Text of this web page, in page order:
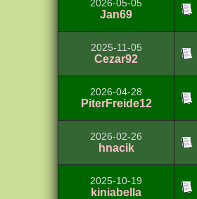
2026-05-05
Jan69
2025-11-05
Cezar92
2026-04-28
PiterFreide12
2026-02-26
hnacik
2025-10-19
kiniabella